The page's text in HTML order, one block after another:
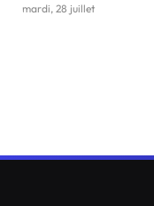
mardi, 28 juillet